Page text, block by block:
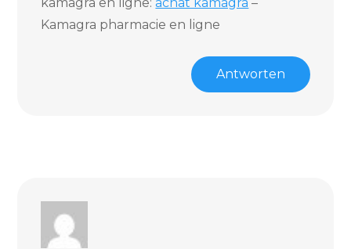
Kamagra pharmacie en ligne
Antworten